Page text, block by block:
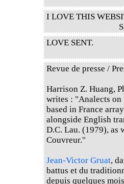
I LOVE THIS
LOVE SENT.
Revue de presse /
Harrison Z. Huang,
writes : "Analects on
based in France
alongside English
D.C. Lau. (1979), as
Couvreur."
Jean-Victor Gruat,
battus et du
depuis quelques